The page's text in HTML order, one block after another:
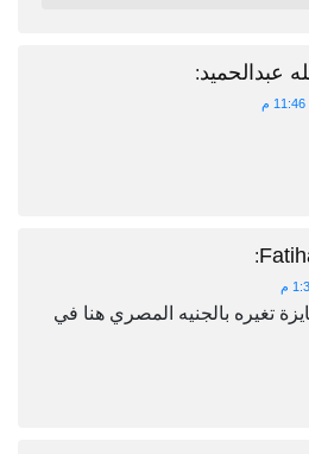
عبدالحميد:
:
تغيره بالجنيه المصري هنا في